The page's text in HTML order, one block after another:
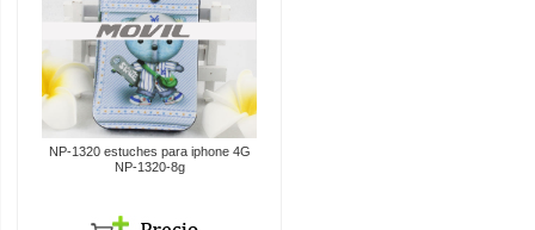
NP-1320 estuches para iphone 4G
NP-1320-8g